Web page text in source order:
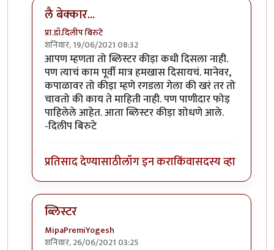
लै बेक्कार...
प्रा.डॉ.दिलीप बिरुटे
शनिवार, 19/06/2021 08:32
In reply toब्लिस्टर नावाचा किडा होता,तोbyआग्या१९९०
आपण म्हणता तो ब्लिस्टर कीड़ा कधी दिसला नाही.
पण त्याचं काम पूर्वी मात्र हमखास दिसायचं. मानेवर,
कपाळावर तो कीड़ा म्हणे रगडला गेला की खरं तर तो
चावतो की काय ते माहिती नाही. पण पाणीदार फोड़
पाहिलेले आहेत. आता ब्लिस्टर कीड़ा शोधणे आले.
-दिलीप बिरुटे
प्रतिसाद देण्यासाठीलॉग इन कराकिंवासदस्य व्हा
ब्लिस्टर
MipaPremiYogesh
शनिवार, 26/06/2021 03:25